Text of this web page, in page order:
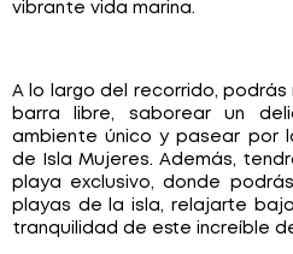
vibrante vida marina.
A lo largo del recorrido,
barra libre, saborear un
ambiente único y pasear por
de Isla Mujeres. Además,
playa exclusivo, donde
playas de la isla, relajarte
tranquilidad de este increíble